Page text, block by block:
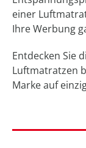
einer
Ihre Werbung
Entdecken Sie
Luftmatratzen
Marke auf